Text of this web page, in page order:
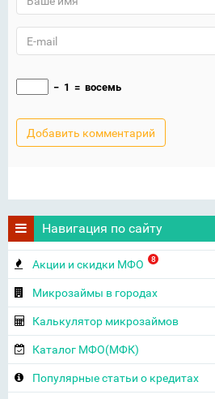
− 1 = восемь
Навигация по сайту
Акции и скидки МФО 8
Микрозаймы в городах
Калькулятор микрозаймов
Каталог МФО(МФК)
Популярные статьи о кредитах